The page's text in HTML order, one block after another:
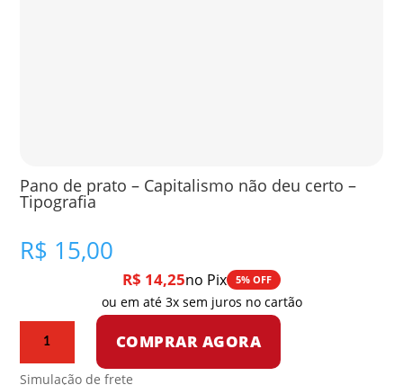
Pano de prato – Capitalismo não deu certo –
Tipografia
R$ 15,00
R$ 14,25no Pix 5% OFF
ou em até 3x sem juros no cartão
COMPRAR AGORA
Simulação de frete